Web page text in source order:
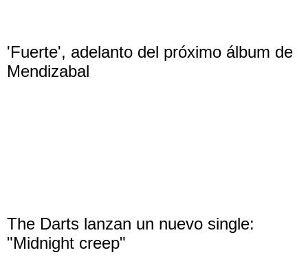
'Fuerte', adelanto del próximo álbum de
Mendizabal
The Darts lanzan un nuevo single:
"Midnight creep"